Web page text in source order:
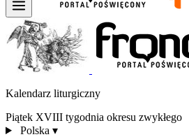
Kalendarz liturgiczny
Piątek XVIII tygodnia okresu zwykłego
Polska ▾